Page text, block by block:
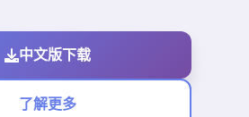
中文版下载
了解更多